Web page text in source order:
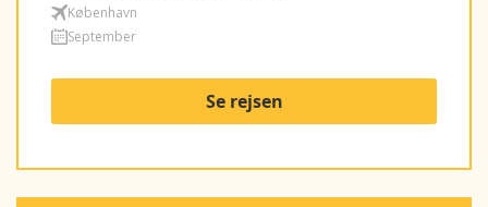
København
September
Se rejsen